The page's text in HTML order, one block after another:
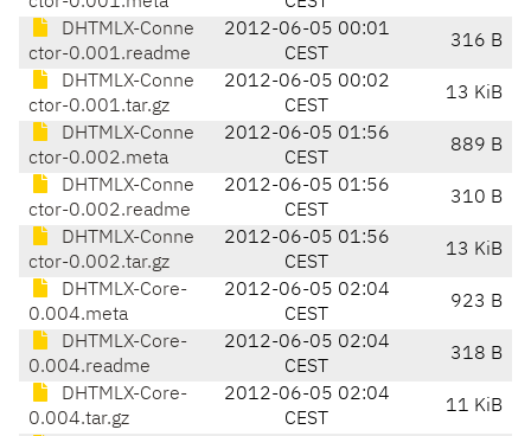
DHTMLX-Conne
ctor-0.001.readme
2012-06-05 00:01
CEST
316 B
DHTMLX-Conne
ctor-0.001.tar.gz
2012-06-05 00:02
CEST
13 KiB
DHTMLX-Conne
ctor-0.002.meta
2012-06-05 01:56
CEST
889 B
DHTMLX-Conne
ctor-0.002.readme
2012-06-05 01:56
CEST
310 B
DHTMLX-Conne
ctor-0.002.tar.gz
2012-06-05 01:56
CEST
13 KiB
DHTMLX-Core-
0.004.meta
2012-06-05 02:04
CEST
923 B
DHTMLX-Core-
0.004.readme
2012-06-05 02:04
CEST
318 B
DHTMLX-Core-
0.004.tar.gz
2012-06-05 02:04
CEST
11 KiB